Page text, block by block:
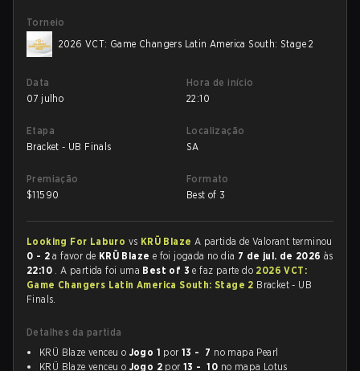
Torneio
2026 VCT: Game Changers Latin America South: Stage 2
Data
07 julho
Hora de início
22:10
Etapa
Bracket - UB Finals
Localização
SA
Premiação
$11590
Formato
Best of 3
Looking For Laburo vs KRÜ Blaze A partida de Valorant terminou
0 - 2 a favor de KRÜ Blaze e foi jogada no dia 7 de jul. de 2026às
22:10 . A partida foi uma Best of 3e faz parte do 2026 VCT:
Game Changers Latin America South: Stage 2 Bracket - UB
Finals.
Detalhes da partida
KRÜ Blaze venceu o Jogo 1 por13 - 7 no mapa Pearl
KRÜ Blaze venceu o Jogo 2 por13 - 10 no mapa Lotus